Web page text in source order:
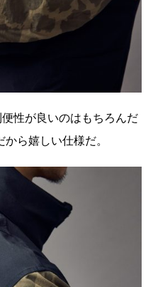
性が良いのはもちろんだ
ら嬉しい仕様だ。